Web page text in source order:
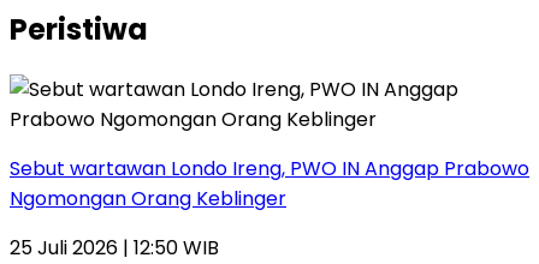
Peristiwa
Sebut wartawan Londo Ireng, PWO IN Anggap Prabowo
Ngomongan Orang Keblinger
25 Juli 2026 | 12:50 WIB